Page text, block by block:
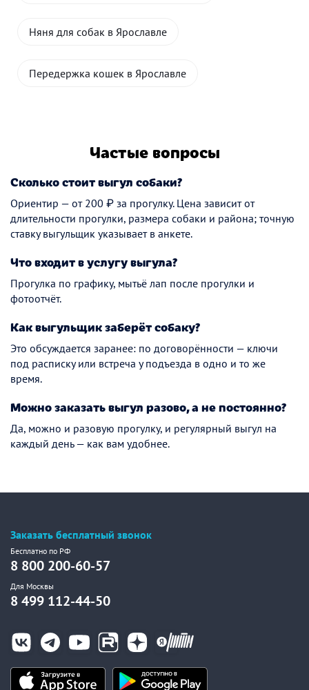
Няня для собак в Ярославле
Передержка кошек в Ярославле
Частые вопросы
Сколько стоит выгул собаки?
Ориентир — от 200 ₽ за прогулку. Цена зависит от
длительности прогулки, размера собаки и района; точную
ставку выгульщик указывает в анкете.
Что входит в услугу выгула?
Прогулка по графику, мытьё лап после прогулки и
фотоотчёт.
Как выгульщик заберёт собаку?
Это обсуждается заранее: по договорённости — ключи
под расписку или встреча у подъезда в одно и то же
время.
Можно заказать выгул разово, а не постоянно?
Да, можно и разовую прогулку, и регулярный выгул на
каждый день — как вам удобнее.
Заказать бесплатный звонок
Бесплатно по РФ
8 800 200-60-57
Для Москвы
8 499 112-44-50